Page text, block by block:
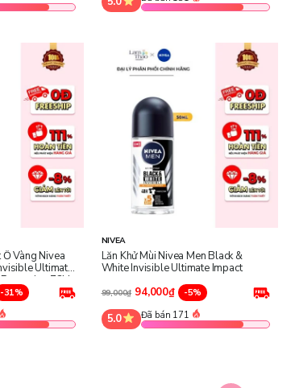
Vàng Nivea
Ultimate
72H
-31%
NIVEA
Lăn Khử Mùi Nivea Men Black &
White Invisible Ultimate Impact
99,000₫ 94,000₫ -5%
5.0 Đã bán 171